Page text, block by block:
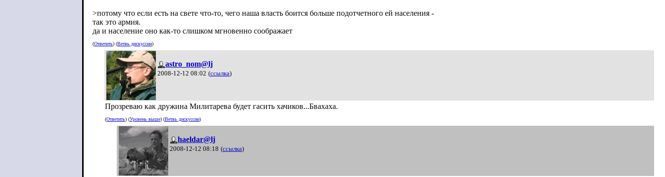
>потому что если есть на свете что-то, чего наша власть боится больше подотчетного ей населения -
так это армия.
да и население оно как-то слишком мгновенно соображает
(Ответить) (Ветвь дискуссии)
astro_nom@lj
2008-12-12 08:02 (ссылка)
Прозреваю как дружина Милитарева будет гасить хачиков...Бвахаха.
(Ответить) (Уровень выше) (Ветвь дискуссии)
haeldar@lj
2008-12-12 08:18 (ссылка)